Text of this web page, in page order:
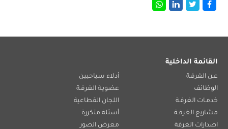
القائمة الداخلية
عـن الغرفـة
أدلاء سياحيين
الوظائف
عضويـة الغرفـة
خدمـات الغرفـة
اللجان القطاعية
مشاريع الغرفـة
أسئلة متكررة
اصدارات الغرفة
معرض الصور